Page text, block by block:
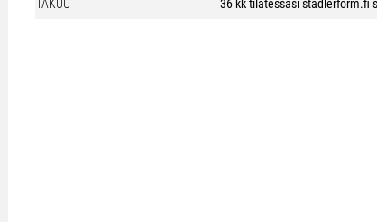
TAKUU 36 kk tilatessasi stadlerform.fi